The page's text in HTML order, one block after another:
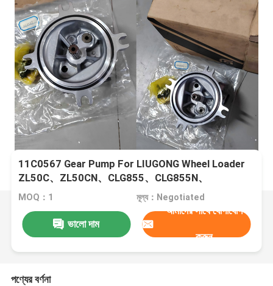
11C0567 Gear Pump For LIUGONG Wheel Loader
ZL50C、ZL50CN、CLG855、CLG855N、
CLG856、CLG856H、CLG856III
MOQ：1 মূল্য：Negotiated
ভালো দাম
আমাদের সাথে যোগাযোগ
করুন
পণ্যের বর্ণনা